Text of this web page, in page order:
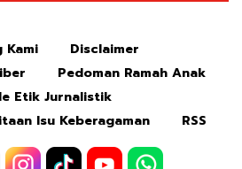
Kami
Disclaimer
Pedoman Ramah Anak
Etik Jurnalistik
Isu Keberagaman
RSS